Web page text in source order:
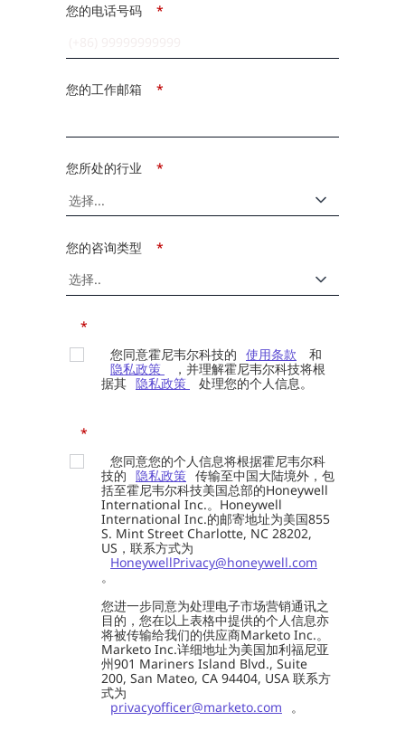
*
您的电话号码
*
您的工作邮箱
*
您所处的行业
*
您的咨询类型
*
您同意霍尼韦尔科技的 使用条款
和
隐私政策
，并理解霍尼韦尔科技将根
据其 隐私政策 处理您的个人信息。
*
您同意您的个人信息将根据霍尼韦尔科
技的 隐私政策 传输至中国大陆境外，包
括至霍尼韦尔科技美国总部的Honeywell
International Inc.。Honeywell
International Inc.的邮寄地址为美国855
S. Mint Street Charlotte, NC 28202,
US，联系方式为
HoneywellPrivacy@honeywell.com
。
您进一步同意为处理电子市场营销通讯之
目的，您在以上表格中提供的个人信息亦
将被传输给我们的供应商Marketo Inc.。
Marketo Inc.详细地址为美国加利福尼亚
州901 Mariners Island Blvd., Suite
200, San Mateo, CA 94404, USA 联系方
式为
privacyofficer@marketo.com
。